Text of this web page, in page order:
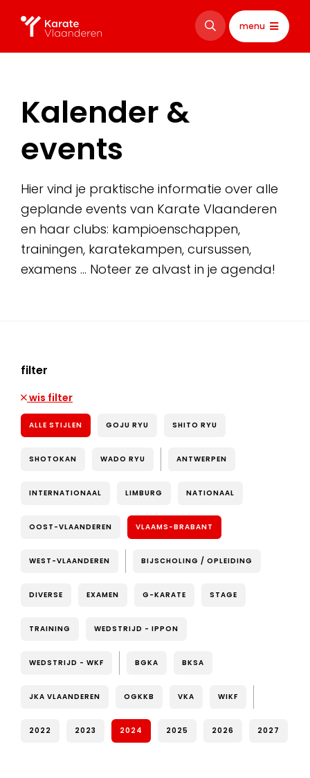
menu
Kalender &
events
Hier vind je praktische informatie over alle
geplande events van Karate Vlaanderen
en haar clubs: kampioenschappen,
trainingen, karatekampen, cursussen,
examens … Noteer ze alvast in je agenda!
filter
wis filter
ALLE STIJLEN GOJU RYU SHITO RYU
SHOTOKAN WADO RYU ANTWERPEN
INTERNATIONAAL LIMBURG NATIONAAL
OOST-VLAANDEREN VLAAMS-BRABANT
WEST-VLAANDEREN BIJSCHOLING / OPLEIDING
DIVERSE EXAMEN G-KARATE STAGE
TRAINING WEDSTRIJD - IPPON
WEDSTRIJD - WKF BGKA BKSA
JKA VLAANDEREN OGKKB VKA WIKF
2022 2023 2024 2025 2026 2027